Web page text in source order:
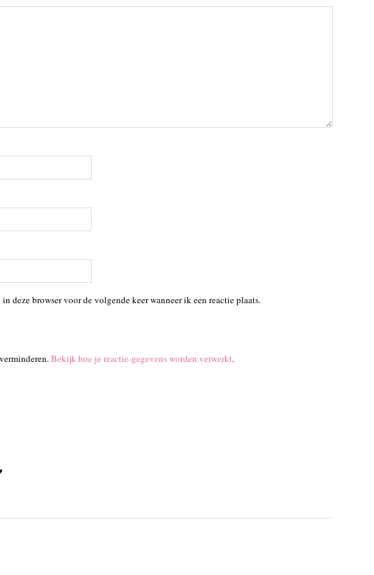
deze browser voor de volgende keer wanneer ik een reactie plaats.
Bekijk hoe je reactie-gegevens worden verwerkt.